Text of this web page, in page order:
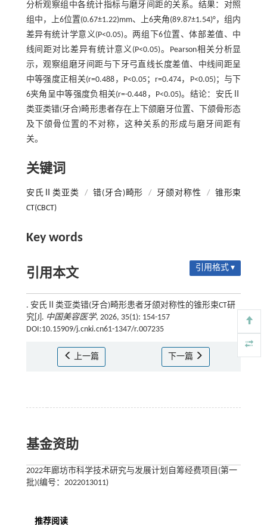
分析观察组中各统计指标与磨牙间距的关系。结果：对照
组中，上6位置(0.67±1.22)mm、上6夹角(89.87±1.54)°，组内
差异有统计学意义(P<0.05)。两组下6位置、体部差值、中
线间距对比差异有统计意义(P<0.05)。Pearson相关分析显
示，观察组磨牙间距与下牙弓直线长度差值、中线间距呈
中等强度正相关(r=0.488，P<0.05；r=0.474，P<0.05)；与下
6夹角呈中等强度负相关(r=-0.448，P<0.05)。结论：安氏Ⅱ
类亚类错(牙合)畸形患者存在上下颌磨牙位置、下颌骨形态
及下颌骨位置的不对称，这种关系的形成与磨牙间距有
关。
关键词
安氏Ⅱ类亚类 / 错(牙合)畸形 / 牙颌对称性 /
锥形束
CT(CBCT)
Key words
引用本文 引用格式 ▾
. 安氏Ⅱ类亚类错(牙合)畸形患者牙颌对称性的锥形束CT研
究[J]. 中国美容医学, 2026, 35(1): 154-157
DOI:10.15909/j.cnki.cn61-1347/r.007235
上一篇 下一篇
基金资助
2022年廊坊市科学技术研究与发展计划自筹经费项目(第一
批)(编号：2022013011)